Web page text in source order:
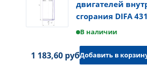
двигателей
сгорания DIFA
В наличии
1 183,60 руб.Добавить в